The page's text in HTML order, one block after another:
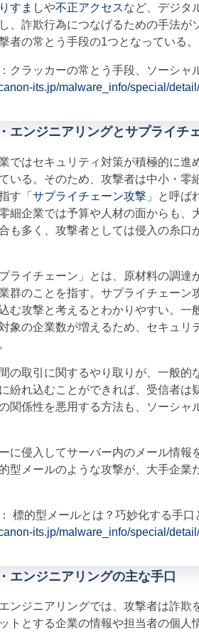
すましや不正アクセスなど、デジタ
、詐欺行為につなげるための手法が
者の常とう手段の1つとなっている。
クラッカーの常とう手段、ソーシャ
its.jp/malware_info/special/
エンジニアリングとサプライチ
ではセキュリティ対策が積極的に進
いる。そのため、攻撃者は中小・
す「 サプライチェーン攻撃 」と呼ば
細企業では予算や人材の面からも
も多く、攻撃者としては侵入の糸
ライチェーン」とは、原材料の調達
群のことを指す。サプライチェー
む攻撃と考えるとわかりやすい。
象の企業数が増えるため、セキュ
の取引に関するやり取りが、一般的
紛れ込むことができれば、受信者は
関係性を悪用する方法も、ソーシ
に侵入してサーバー内のメール情報
型メールのような攻撃が、大手企
標的型メールとは？巧妙化する手口
its.jp/malware_info/special/
エンジニアリングの主な手口
ンジニアリングでは、攻撃者は詐欺
トとする企業の情報や担当者の個人